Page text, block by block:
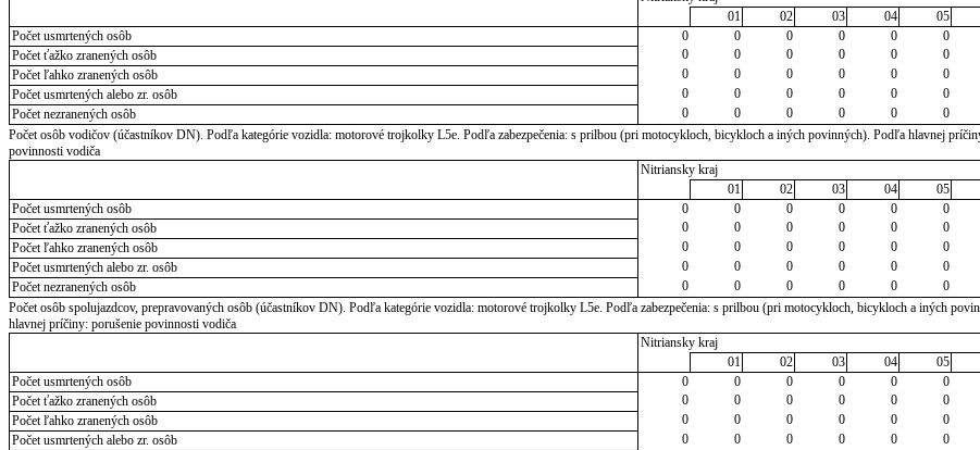
01
02 03 04 05
Počet usmrtených osôb
0 0 0 0 0 0
Počet ťažko zranených osôb
0 0 0 0 0 0
Počet ľahko zranených osôb
0 0 0 0 0 0
Počet usmrtených alebo zr. osôb
0 0 0 0 0 0
Počet nezranených osôb
0 0 0 0 0 0
Počet osôb vodičov (účastníkov DN). Podľa kategórie vozidla: motorové trojkolky L5e. Podľa zabezpečenia: s prilbou (pri motocykloch, bicykloch a iných povinných). Podľa hlavnej
povinnosti vodiča
Nitriansky kraj
01
02 03 04 05
Počet usmrtených osôb
0 0 0 0 0 0
Počet ťažko zranených osôb
0 0 0 0 0 0
Počet ľahko zranených osôb
0 0 0 0 0 0
Počet usmrtených alebo zr. osôb
0 0 0 0 0 0
Počet nezranených osôb
0 0 0 0 0 0
Počet osôb spolujazdcov, prepravovaných osôb (účastníkov DN). Podľa kategórie vozidla: motorové trojkolky L5e. Podľa zabezpečenia: s prilbou (pri motocykloch, bicykloch a iných
hlavnej príčiny: porušenie povinnosti vodiča
Nitriansky kraj
01
02 03 04 05
Počet usmrtených osôb
0 0 0 0 0 0
Počet ťažko zranených osôb
0 0 0 0 0 0
Počet ľahko zranených osôb
0 0 0 0 0 0
Počet usmrtených alebo zr. osôb
0 0 0 0 0 0